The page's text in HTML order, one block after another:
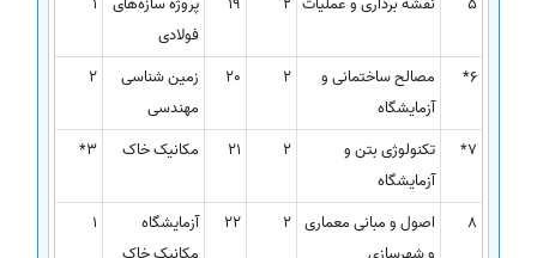
فولادی
6*
مصالح ساختمانی و
آزمایشگاه
2
20
زمین شناسی
مهندسی
2
7*
تکنولوژی بتن و
آزمایشگاه
2
21 مکانیک خاک 3*
8
اصول و مبانی معماری 2
22
آزمایشگاه
1